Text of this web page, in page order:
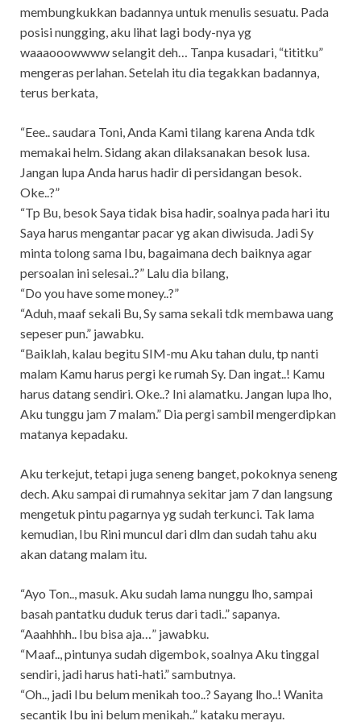
membungkukkan badannya untuk menulis sesuatu. Pada
posisi nungging, aku lihat lagi body-nya yg
waaaooowwww selangit deh… Tanpa kusadari, “tititku”
mengeras perlahan. Setelah itu dia tegakkan badannya,
terus berkata,
“Eee.. saudara Toni, Anda Kami tilang karena Anda tdk
memakai helm. Sidang akan dilaksanakan besok lusa.
Jangan lupa Anda harus hadir di persidangan besok.
Oke..?”
“Tp Bu, besok Saya tidak bisa hadir, soalnya pada hari itu
Saya harus mengantar pacar yg akan diwisuda. Jadi Sy
minta tolong sama Ibu, bagaimana dech baiknya agar
persoalan ini selesai..?” Lalu dia bilang,
“Do you have some money..?”
“Aduh, maaf sekali Bu, Sy sama sekali tdk membawa uang
sepeser pun.” jawabku.
“Baiklah, kalau begitu SIM-mu Aku tahan dulu, tp nanti
malam Kamu harus pergi ke rumah Sy. Dan ingat..! Kamu
harus datang sendiri. Oke..? Ini alamatku. Jangan lupa lho,
Aku tunggu jam 7 malam.” Dia pergi sambil mengerdipkan
matanya kepadaku.
Aku terkejut, tetapi juga seneng banget, pokoknya seneng
dech. Aku sampai di rumahnya sekitar jam 7 dan langsung
mengetuk pintu pagarnya yg sudah terkunci. Tak lama
kemudian, Ibu Rini muncul dari dlm dan sudah tahu aku
akan datang malam itu.
“Ayo Ton.., masuk. Aku sudah lama nunggu lho, sampai
basah pantatku duduk terus dari tadi..” sapanya.
“Aaahhhh.. Ibu bisa aja…” jawabku.
“Maaf.., pintunya sudah digembok, soalnya Aku tinggal
sendiri, jadi harus hati-hati.” sambutnya.
“Oh.., jadi Ibu belum menikah too..? Sayang lho..! Wanita
secantik Ibu ini belum menikah..” kataku merayu.